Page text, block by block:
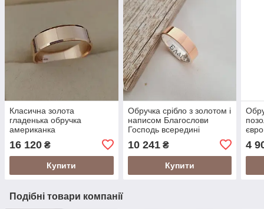
Класична золота
гладенька обручка
американка
16 120 ₴
Купити
Обручка срібло з золотом і
написом Благослови
Господь всередині
10 241₴
Купити
4
Подібні товари компанії